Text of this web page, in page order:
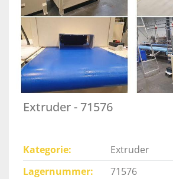
Extruder - 71576
Kategorie
Extruder
Lagernummer
71576